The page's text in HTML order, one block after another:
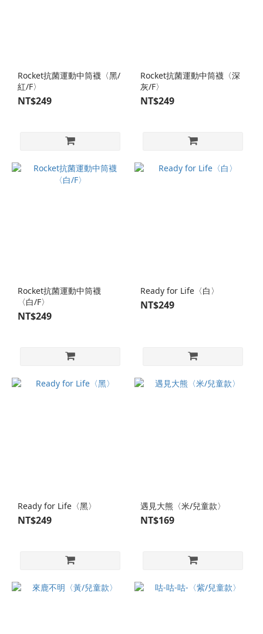
Rocket抗菌運動中筒襪〈黑/
紅/F〉
NT$249
Rocket抗菌運動中筒襪〈深
灰/F〉
NT$249
Rocket抗菌運動中筒襪
〈白/F〉
NT$249
Ready for Life〈白〉
NT$249
Ready for Life〈黑〉
NT$249
遇見大熊〈米/兒童款〉
NT$169